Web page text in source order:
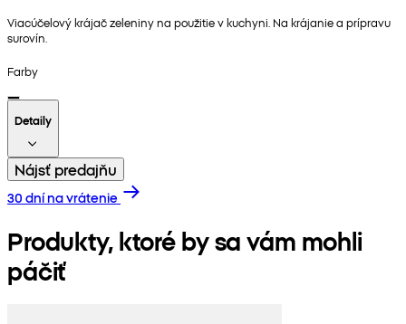
Viacúčelový krájač zeleniny na použitie v kuchyni. Na krájanie a prípravu
surovín.
Farby
Detaily
Nájsť predajňu
30 dní na vrátenie
Produkty, ktoré by sa vám mohli
páčiť